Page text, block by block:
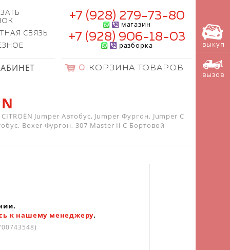
СВЯЗЬ
+7 (928) 279-73-80
магазин
+7 (928) 906-18-03
разборка
0 КОРЗИНА ТОВАРОВ
Jumper Автобус, Jumper Фургон, Jumper C
Boxer Фургон, 307 Master Ii C Бортовой
к нашему менеджеру.
выкуп
вызов